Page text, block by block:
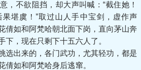
不欲阻挡，却大声叫喊：“截住她！
堪虞！”取过山人手中宝剑，虚作声
倩如和阿梵哈朝北面下岗，直向茅山奔
下，现在只剩下十五六人了。
出来的，各门武功，尤其轻功，都是
倩如和阿梵哈身后逃窜。